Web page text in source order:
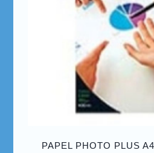
PAPEL PHOTO PLUS